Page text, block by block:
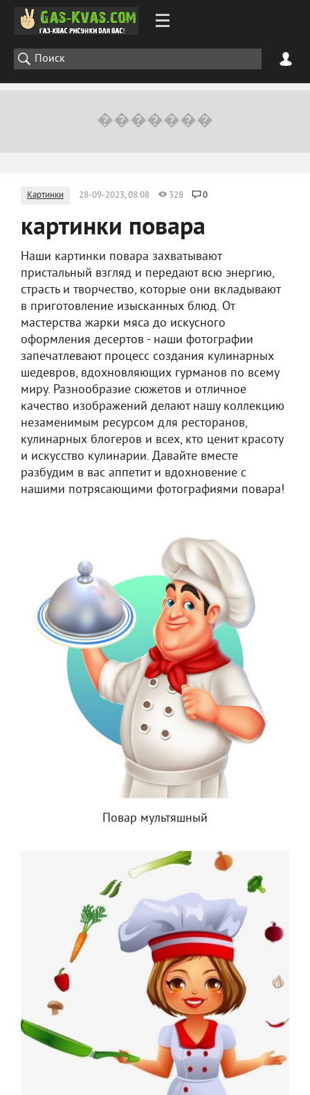
Картинки 28-09-2023, 08:08 328 0
картинки повара
Наши картинки повара захватывают
пристальный взгляд и передают всю энергию,
страсть и творчество, которые они вкладывают
в приготовление изысканных блюд. От
мастерства жарки мяса до искусного
оформления десертов - наши фотографии
запечатлевают процесс создания кулинарных
шедевров, вдохновляющих гурманов по всему
миру. Разнообразие сюжетов и отличное
качество изображений делают нашу коллекцию
незаменимым ресурсом для ресторанов,
кулинарных блогеров и всех, кто ценит красоту
и искусство кулинарии. Давайте вместе
разбудим в вас аппетит и вдохновение с
нашими потрясающими фотографиями повара!
Повар мультяшный